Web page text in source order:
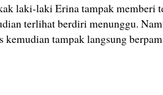
laki-laki Erina tampak memberi
terlihat berdiri menunggu.
kemudian tampak langsung